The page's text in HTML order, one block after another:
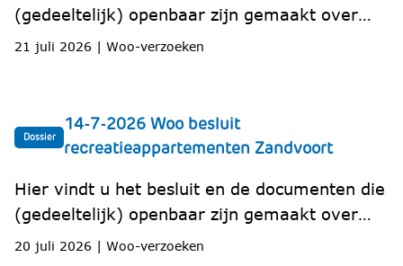
(gedeeltelijk) openbaar zijn gemaakt over
particuliere antenne-installaties in gemeente
21 juli 2026 | Woo-verzoeken
Dossier
14-7-2026 Woo besluit
recreatieappartementen Zandvoort
Hier vindt u het besluit en de documenten die
(gedeeltelijk) openbaar zijn gemaakt over
recreatieappartement Max Euwestraat in
20 juli 2026 | Woo-verzoeken